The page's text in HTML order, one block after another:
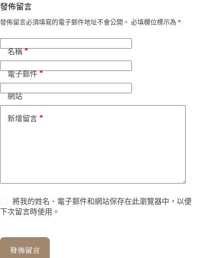
發佈留言
發佈留言必須填寫的電子郵件地址不會公開。 必填欄位標示為 *
名稱*
電子郵件*
網站
新增留言 *
將我的姓名、電子郵件和網站保存在此瀏覽器中，以便
下次留言時使用。
發佈留言